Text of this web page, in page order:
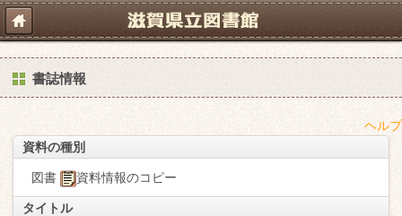
書誌情報
ヘルプ
資料の種別
図書 資料情報のコピー
タイトル